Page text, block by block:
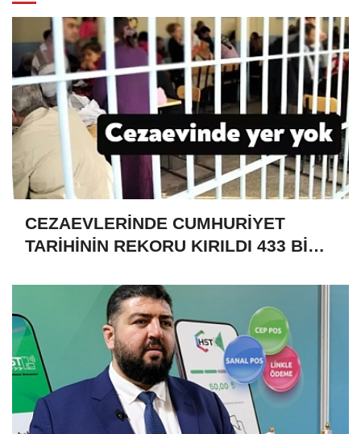
CEZAEVLERİNDE CUMHURİYET
TARİHİNİN REKORU KIRILDI 433 BİN